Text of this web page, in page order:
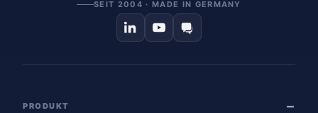
SEIT 2004 · MADE IN GERMANY
PRODUKT